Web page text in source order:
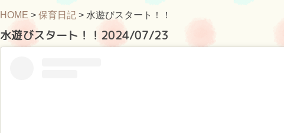
HOME > 保育日記 > 水遊びスタート！！
水遊びスタート！！ 2024/07/23